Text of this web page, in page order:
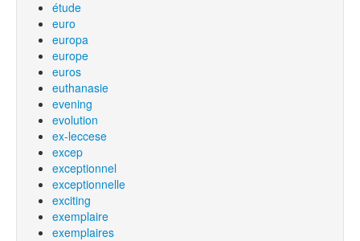
étude
euro
europa
europe
euros
euthanasie
evening
evolution
ex-leccese
excep
exceptionnel
exceptionnelle
exciting
exemplaire
exemplaires